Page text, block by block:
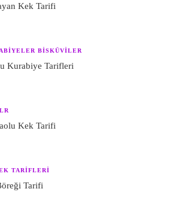
Kek Tarifi
BISKÜVILER
Kurabiye Tarifleri
Kek Tarifi
TARIFLERI
Tarifi